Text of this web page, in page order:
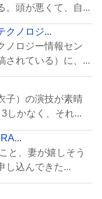
。頭が悪くて、自...
クノロジ...
ノロジー情報セン
されている）に、...
子）の演技が素晴
しかなく、それ...
と、妻が嬉しそう
し込んできた...